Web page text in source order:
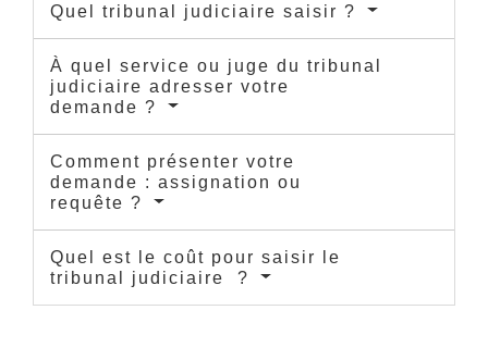
Quel tribunal judiciaire saisir ?
À quel service ou juge du tribunal
judiciaire adresser votre
demande ?
Comment présenter votre
demande : assignation ou
requête ?
Quel est le coût pour saisir le
tribunal judiciaire ?